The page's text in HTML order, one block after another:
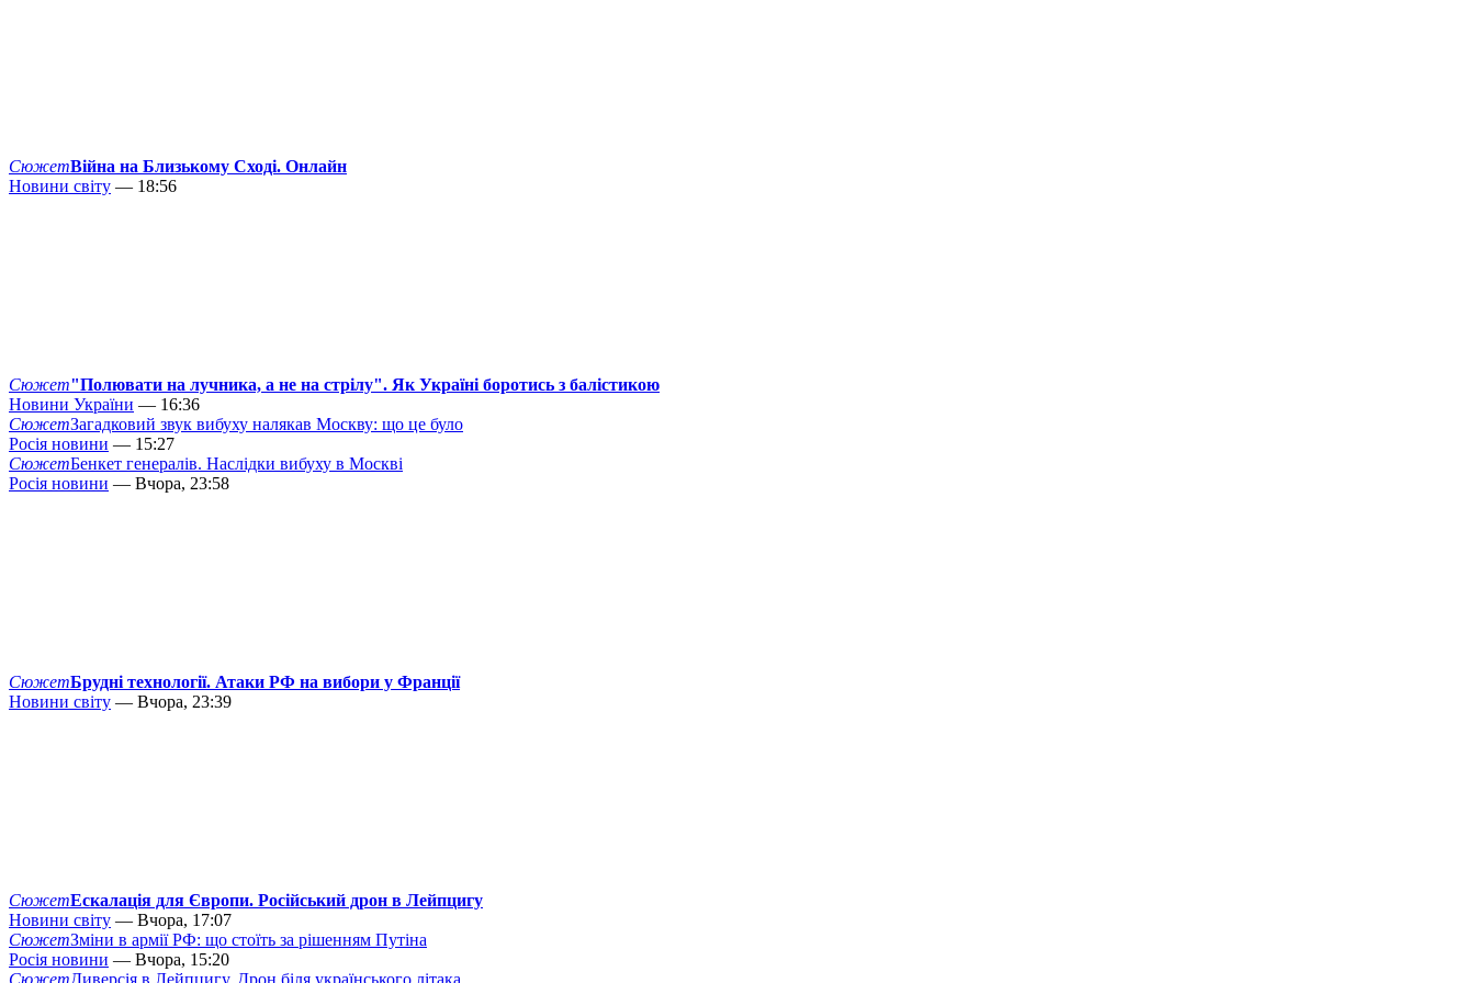
СюжетВійна на Близькому Сході. Онлайн
Новини світу — 18:56
Сюжет"Полювати на лучника, а не на стрілу". Як Україні боротись з балістикою
Новини України — 16:36
СюжетЗагадковий звук вибуху налякав Москву: що це було
Росія новини — 15:27
СюжетБенкет генералів. Наслідки вибуху в Москві
Росія новини — Вчора, 23:58
СюжетБрудні технології. Атаки РФ на вибори у Франції
Новини світу — Вчора, 23:39
СюжетЕскалація для Європи. Російський дрон в Лейпцигу
Новини світу — Вчора, 17:07
СюжетЗміни в армії РФ: що стоїть за рішенням Путіна
Росія новини — Вчора, 15:20